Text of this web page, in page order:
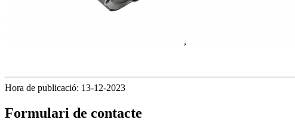
,
Hora de publicació: 13-12-2023
Formulari de contacte